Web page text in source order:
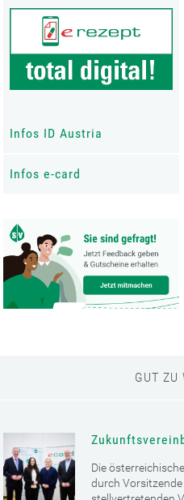
Infos ID Austria
Infos e-card
GUT ZU
Die
durch